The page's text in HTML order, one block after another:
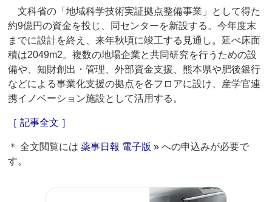
文科省の「地域科学技術実証拠点整備事業」として得た
約9億円の資金を投じ、同センターを新設する。今年度末
までに設計を終え、来年秋頃に竣工する見通し。延べ床面
積は2049m2。複数の地場企業と共同研究を行うための設
備や、知財創出・管理、外部資金支援、熊本県や肥後銀行
などによる事業化支援の拠点を各フロアに設け、産学官連
携イノベーション施設として活用する。
［ 記事全文 ］
＊ 全文閲覧には薬事日報 電子版 » への申込みが必要で
す。